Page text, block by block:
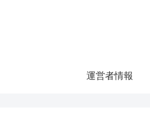
運営者情報